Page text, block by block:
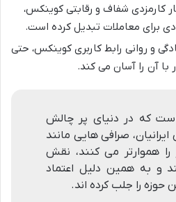
کارمزدی شفاف و رقابتی کوینکس،
برای معاملات تبدیل کرده است.
و روانی رابط کاربری کوینکس، حتی
با آن را آسان می کند.
که در دنیای پر چالش
ایرانیان، صرافی هایی مانند
هموارتر می کنند، نقش
و به همین دلیل اعتماد
حوزه را جلب کرده اند.